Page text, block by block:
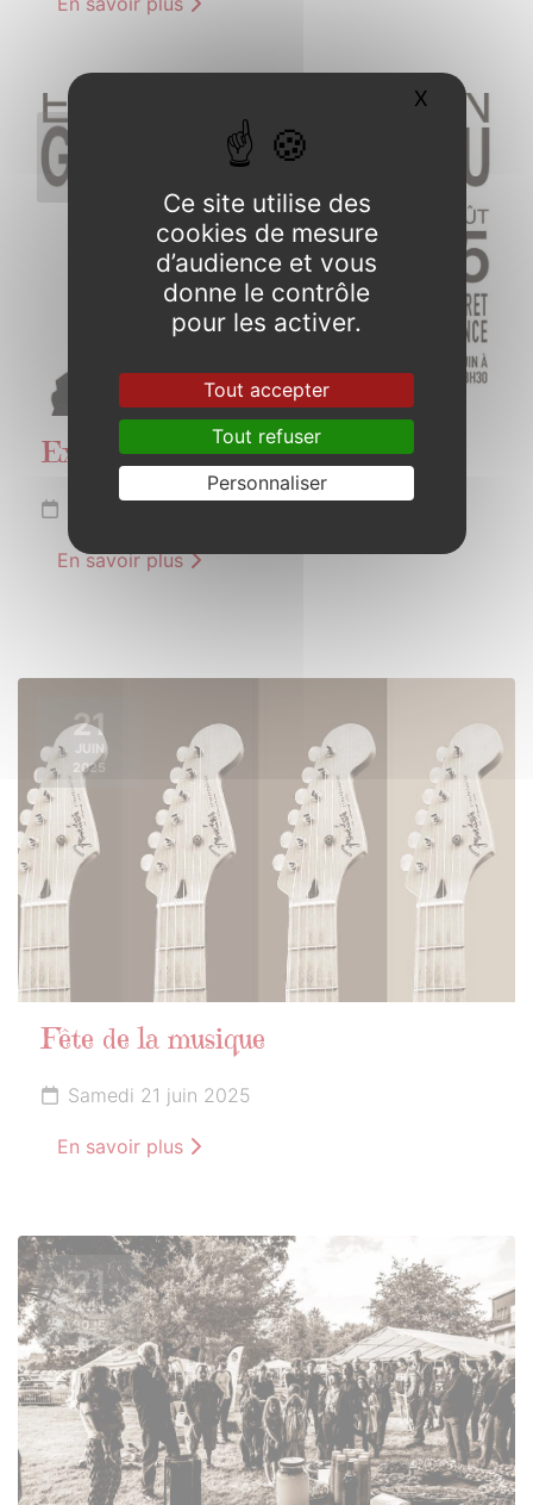
Exposition Gabriel DUFEU
En savoir plus
21
JUIN
2025
Fête de la musique
Samedi 21 juin 2025
En savoir plus
21
JUIN
2025
Ce site utilise des
cookies de mesure
d’audience et vous
donne le contrôle
pour les activer.
Tout accepter
Tout refuser
Personnaliser
X Masquer